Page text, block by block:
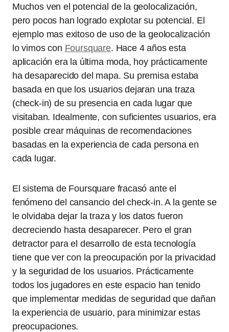
Muchos ven el potencial de la geolocalización,
pero pocos han logrado explotar su potencial. El
ejemplo mas exitoso de uso de la geolocalización
lo vimos con Foursquare. Hace 4 años esta
aplicación era la última moda, hoy prácticamente
ha desaparecido del mapa. Su premisa estaba
basada en que los usuarios dejaran una traza
(check-in) de su presencia en cada lugar que
visitaban. Idealmente, con suficientes usuarios, era
posible crear máquinas de recomendaciones
basadas en la experiencia de cada persona en
cada lugar.
El sistema de Foursquare fracasó ante el
fenómeno del cansancio del check-in. A la gente se
le olvidaba dejar la traza y los datos fueron
decreciendo hasta desaparecer. Pero el gran
detractor para el desarrollo de esta tecnología
tiene que ver con la preocupación por la privacidad
y la seguridad de los usuarios. Prácticamente
todos los jugadores en este espacio han tenido
que implementar medidas de seguridad que dañan
la experiencia de usuario, para minimizar estas
preocupaciones.